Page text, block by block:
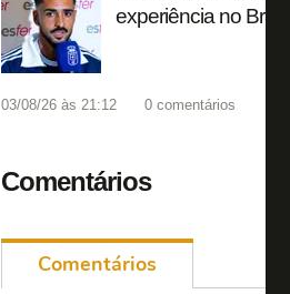
experiência no Brasil:
03/08/26 às 21:12 0 comentários
Comentários